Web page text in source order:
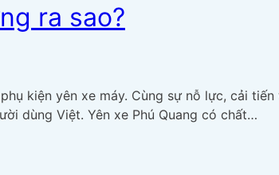
ra sao?
kiện yên xe máy. Cùng sự nỗ lực, cải
dùng Việt. Yên xe Phú Quang có chất…